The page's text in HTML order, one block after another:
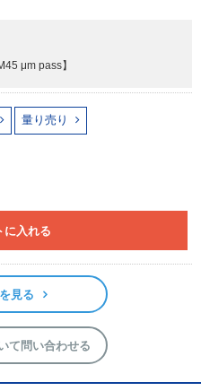
μm pass】
量り売り
に入れる
見る
て問い合わせる